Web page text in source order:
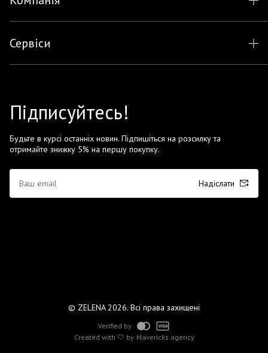
Сервіси
Підписуйтесь!
Будьте в курсі останніх новин. Підпишіться на розсилку та
отримайте знижку 5% на першу покупку.
Надіслати
© ZELENA 2026. Всі права захищені
Created with 🤍 by Mavericks agency
Verified by